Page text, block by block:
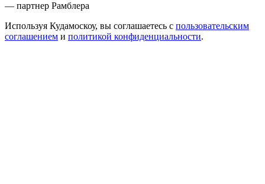
— партнер Рамблера
Используя Кудамоскоу, вы соглашаетесь с пользовательским
соглашением и политикой конфиденциальности.